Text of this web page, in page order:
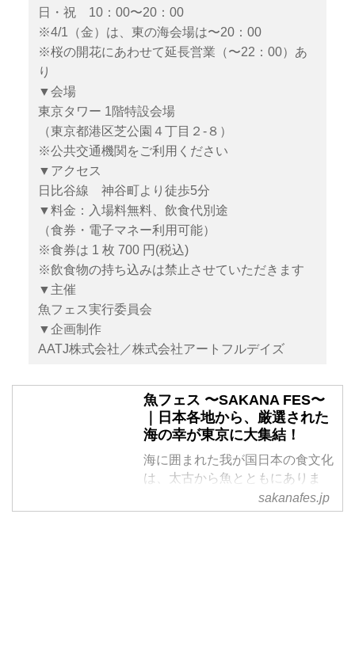
日・祝 10：00〜20：00
※4/1（金）は、東の海会場は〜20：00
※桜の開花にあわせて延長営業（〜22：00）あ
り
▼会場
東京タワー 1階特設会場
（東京都港区芝公園４丁目２-８）
※公共交通機関をご利用ください
▼アクセス
日比谷線 神谷町より徒歩5分
▼料金：入場料無料、飲食代別途
（食券・電子マネー利用可能）
※食券は 1 枚 700 円(税込)
※飲食物の持ち込みは禁止させていただきます
▼主催
魚フェス実行委員会
▼企画制作
AATJ株式会社／株式会社アートフルデイズ
魚フェス 〜SAKANA FES〜
｜日本各地から、厳選された
海の幸が東京に大集結！
海に囲まれた我が国日本の食文化
は、太古から魚とともにありま
す。 魚は日本人の食文化に欠か
せないものであり、日本人の魚文
sakanafes.jp